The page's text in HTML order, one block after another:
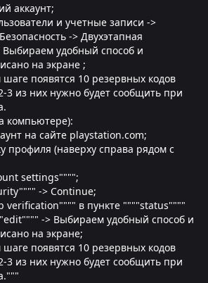
аккаунт;
и учетные записи ->
-> Двухэтапная
Выбираем удобный способ и
на экране ;
появятся 10 резервных кодов
3 из них нужно будет сообщить при
компьютере):
на сайте playstation.com;
профиля (наверху справа рядом с
settings"""";
-> Continue;
verification"""" в пункте """"status""""
-> Выбираем удобный способ и
на экране;
появятся 10 резервных кодов
3 из них нужно будет сообщить при